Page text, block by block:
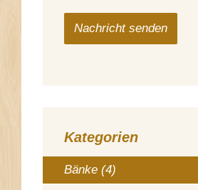
Nachricht senden
Kategorien
Bänke (4)